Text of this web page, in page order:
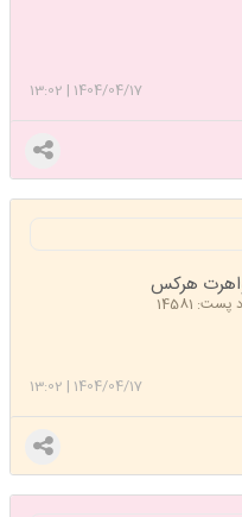
1404/04/17
|
13:02
14581
هرکس
1404/04/17
|
13:02